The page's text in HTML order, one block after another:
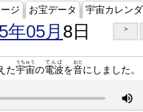
ジ お宝データ 宇宙カレン
年05月 8日 >
た宇宙
うちゅう
の電波
でんぱ
を音
おと
にしました。